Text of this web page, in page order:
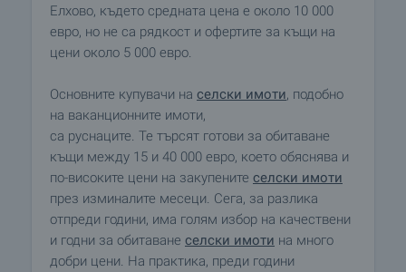
Елхово, където средната цена е около 10 000
евро, но не са рядкост и офертите за къщи на
цени около 5 000 евро.
Основните купувачи на селски имоти, подобно
на ваканционните имоти,
са руснаците. Те търсят готови за обитаване
къщи между 15 и 40 000 евро, което обяснява и
по-високите цени на закупените селски имоти
през изминалите месеци. Сега, за разлика
отпреди години, има голям избор на качествени
и годни за обитаване селски имоти на много
добри цени. На практика, преди години